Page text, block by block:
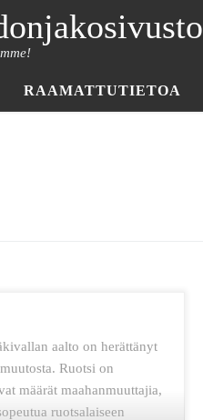
RAAMATTUTIETOA
aalto on herättänyt
Ruotsi on
määrät maahanmuuttajia,
ruotsalaiseen